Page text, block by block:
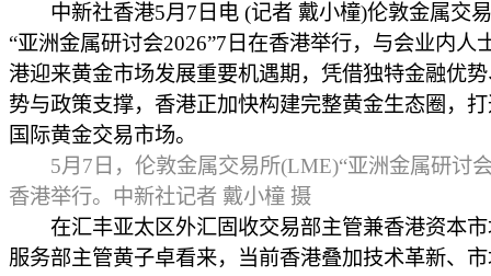
中新社香港5月7日电 (记者 戴小橦)伦敦金属交
“亚洲金属研讨会2026”7日在香港举行，与会业内人
港迎来黄金市场发展重要机遇期，凭借独特金融优
势与政策支撑，香港正加快构建完整黄金生态圈，
国际黄金交易市场。
5月7日，伦敦金属交易所(LME)“亚洲金属研讨
香港举行。中新社记者 戴小橦 摄
在汇丰亚太区外汇固收交易部主管兼香港资本市
服务部主管黄子卓看来，当前香港叠加技术革新、